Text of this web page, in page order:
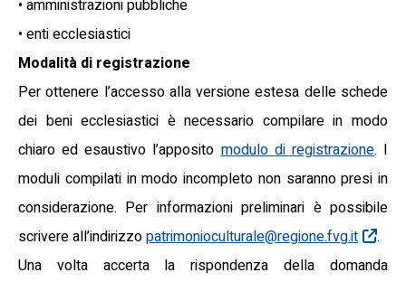
• amministrazioni pubbliche
• enti ecclesiastici
Modalità di registrazione
Per ottenere l’accesso alla versione estesa delle schede
dei beni ecclesiastici è necessario compilare in modo
chiaro ed esaustivo l’apposito modulo di registrazione. I
moduli compilati in modo incompleto non saranno presi in
considerazione. Per informazioni preliminari è possibile
scrivere all’indirizzopatrimonioculturale@regione.fvg.it
.
Una volta accerta la rispondenza della domanda